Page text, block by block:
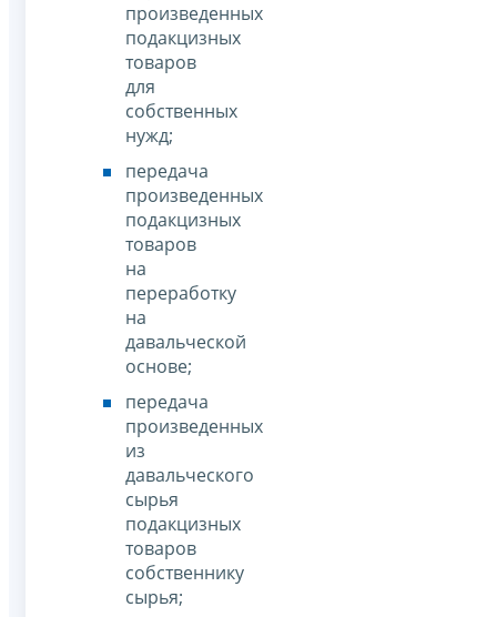
произведенных
подакцизных
товаров
для
собственных
нужд;
передача
произведенных
подакцизных
товаров
на
переработку
на
давальческой
основе;
передача
произведенных
из
давальческого
сырья
подакцизных
товаров
собственнику
сырья;